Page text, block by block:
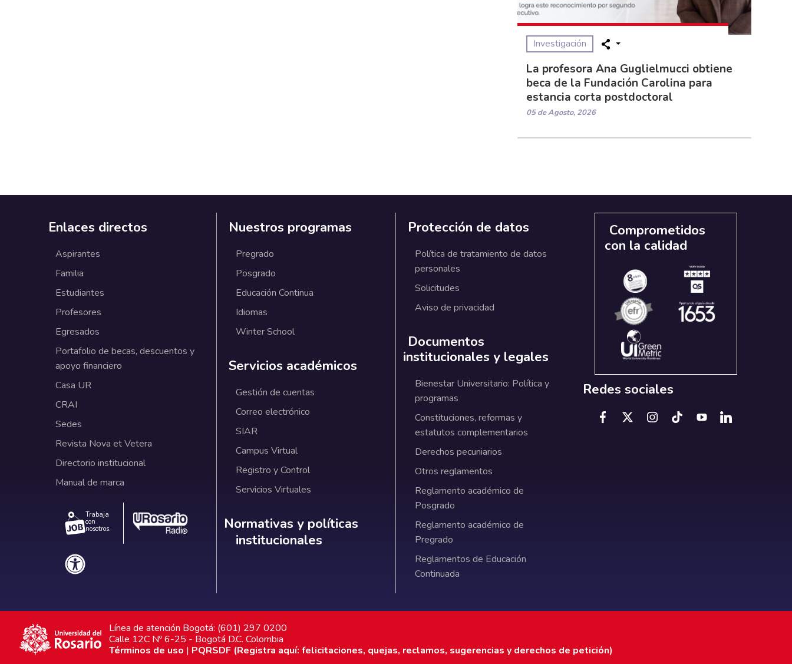
Investigación
La profesora Ana Guglielmucci obtiene
beca de la Fundación Carolina para
estancia corta postdoctoral
05 de Agosto, 2026
Enlaces directos
Aspirantes
Familia
Estudiantes
Profesores
Egresados
Portafolio de becas, descuentos y
apoyo financiero
Casa UR
CRAI
Sedes
Revista Nova et Vetera
Directorio institucional
Manual de marca
Trabaja
con
nosotros.
Nuestros programas
Pregrado
Posgrado
Educación Continua
Idiomas
Winter School
Servicios académicos
Gestión de cuentas
Correo electrónico
SIAR
Campus Virtual
Registro y Control
Servicios Virtuales
Normativas y políticas institucionales
Normativas y políticas
institucionales
Protección de datos
Política de tratamiento de datos
personales
Solicitudes
Aviso de privacidad
Documentos
institucionales y legales
Bienestar Universitario: Política y
programas
Constituciones, reformas y
estatutos complementarios
Derechos pecuniarios
Otros reglamentos
Reglamento académico de
Posgrado
Reglamento académico de
Pregrado
Reglamentos de Educación
Continuada
Comprometidos
con la calidad
Redes sociales
Línea de atención Bogotá: (601) 297 0200
Calle 12C Nº 6-25 - Bogotá D.C. Colombia
Términos de uso | PQRSDF (Registra aquí: felicitaciones, quejas, reclamos, sugerencias y derechos de petición)